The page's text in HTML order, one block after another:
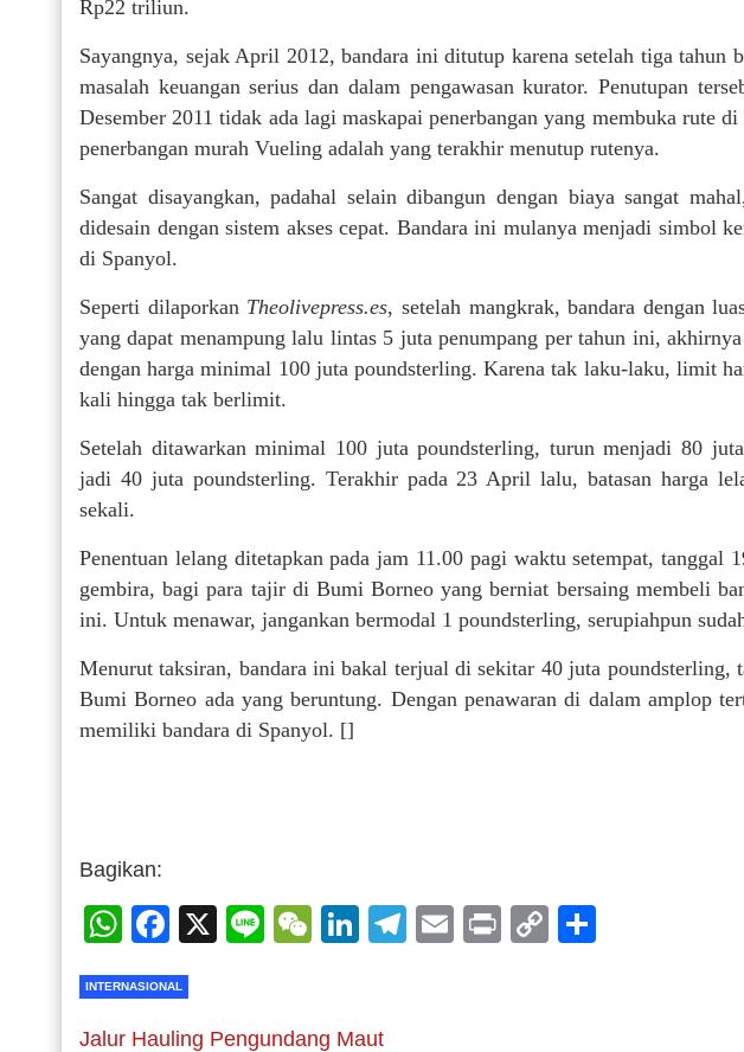
Rp22 triliun.
Sayangnya, sejak April 2012, bandara ini ditutup karena setelah tiga tahun
masalah keuangan serius dan dalam pengawasan kurator. Penutupan
Desember 2011 tidak ada lagi maskapai penerbangan yang membuka rute
penerbangan murah Vueling adalah yang terakhir menutup rutenya.
Sangat disayangkan, padahal selain dibangun dengan biaya sangat
didesain dengan sistem akses cepat. Bandara ini mulanya menjadi simbol
di Spanyol.
Seperti dilaporkan Theolivepress.es, setelah mangkrak, bandara dengan
yang dapat menampung lalu lintas 5 juta penumpang per tahun ini,
dengan harga minimal 100 juta poundsterling. Karena tak laku-laku, limit
kali hingga tak berlimit.
Setelah ditawarkan minimal 100 juta poundsterling, turun menjadi 80
jadi 40 juta poundsterling. Terakhir pada 23 April lalu, batasan harga
sekali.
Penentuan lelang ditetapkan pada jam 11.00 pagi waktu setempat,
gembira, bagi para tajir di Bumi Borneo yang berniat bersaing membeli
ini. Untuk menawar, jangankan bermodal 1 poundsterling, serupiahpun
Menurut taksiran, bandara ini bakal terjual di sekitar 40 juta poundsterling,
Bumi Borneo ada yang beruntung. Dengan penawaran di dalam amplop
memiliki bandara di Spanyol. []
Bagikan:
WhatsApp
Facebook
X LineWeChat
LinkedIn
Telegram
EmailPrintCopy
INTERNASIONAL
Jalur Hauling Pengundang Maut